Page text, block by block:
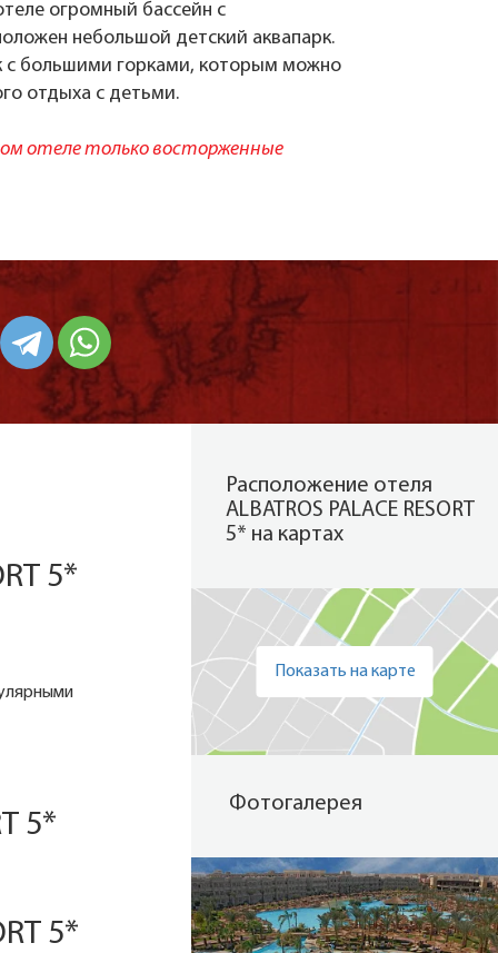
огромный бассейн с
небольшой детский аквапарк.
с большими горками, которым можно
отдыха с детьми.
отеле только восторженные
5*
5*
5*
Расположение отеля
ALBATROS PALACE RESORT
5* на картах
Показать на карте
Фотогалерея